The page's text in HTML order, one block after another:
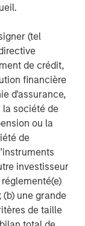
(tel
de crédit,
financière
d'assurance,
société de
ou la
de
investisseur
une grande
de taille
There is no
which is the
owned by the
shares may
Market values
(e.g. natural
social unrest)
It is